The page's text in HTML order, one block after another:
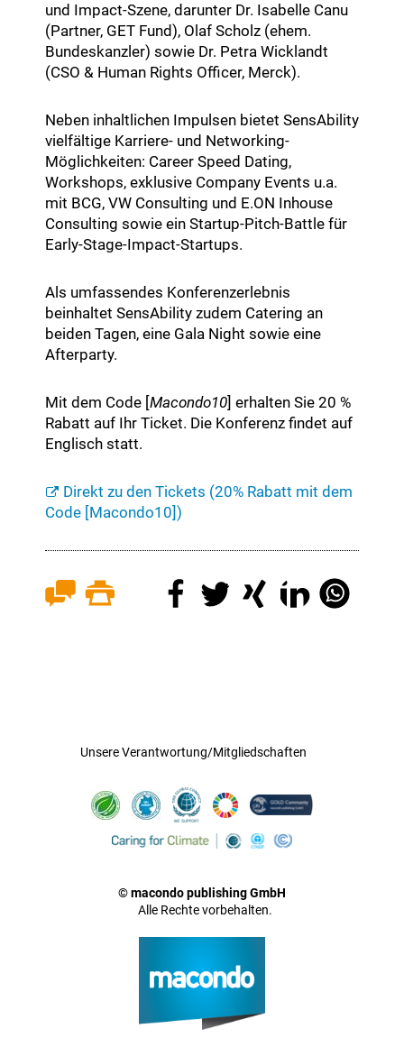
und Impact-Szene, darunter Dr. Isabelle Canu
(Partner, GET Fund), Olaf Scholz (ehem.
Bundeskanzler) sowie Dr. Petra Wicklandt
(CSO & Human Rights Officer, Merck).
Neben inhaltlichen Impulsen bietet SensAbility
vielfältige Karriere- und Networking-
Möglichkeiten: Career Speed Dating,
Workshops, exklusive Company Events u.a.
mit BCG, VW Consulting und E.ON Inhouse
Consulting sowie ein Startup-Pitch-Battle für
Early-Stage-Impact-Startups.
Als umfassendes Konferenzerlebnis
beinhaltet SensAbility zudem Catering an
beiden Tagen, eine Gala Night sowie eine
Afterparty.
Mit dem Code [Macondo10] erhalten Sie 20 %
Rabatt auf Ihr Ticket. Die Konferenz findet auf
Englisch statt.
Direkt zu den Tickets (20% Rabatt mit dem
Code [Macondo10])
Unsere Verantwortung/Mitgliedschaften
© macondo publishing GmbH
Alle Rechte vorbehalten.